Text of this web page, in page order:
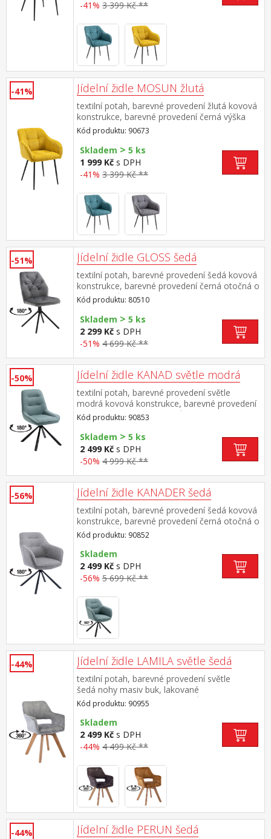
-41% 3 399 Kč **
-41% Jídelní židle MOSUN žlutá
textilní potah, barevné provedení žlutá kovová
konstrukce, barevné provedení černá výška
sedu 48 cm doporučená nosnost do 120 kg
Kód produktu: 90673
Skladem > 5 ks
1 999 Kč s DPH
-41% 3 399 Kč **
-51% Jídelní židle GLOSS šedá
textilní potah, barevné provedení šedá kovová
konstrukce, barevné provedení černá otočná o
180 stupňů výška sedu 51 cm doporučená
nosnost do 120 kg
Kód produktu: 80510
Skladem > 5 ks
2 299 Kč s DPH
-51% 4 699 Kč **
-50% Jídelní židle KANAD světle modrá
textilní potah, barevné provedení světle
modrá kovová konstrukce, barevné provedení
černá otočná o 180 stupňů výška sedu 47
cm doporučená nosnost do 120 kg
Kód produktu: 90853
Skladem > 5 ks
2 499 Kč s DPH
-50% 4 999 Kč **
-56% Jídelní židle KANADER šedá
textilní potah, barevné provedení šedá kovová
konstrukce, barevné provedení černá otočná o
180 stupňů výška sedu 48 cm doporučená
nosnost do 120 kg
Kód produktu: 90852
Skladem
2 499 Kč s DPH
-56% 5 699 Kč **
-44% Jídelní židle LAMILA světle šedá
textilní potah, barevné provedení světle
šedá nohy masiv buk, lakované
provedení otočná o 360 stupňů výška sedu 47
cm doporučená nosnost do 120 kg
Kód produktu: 90955
Skladem
2 499 Kč s DPH
-44% 4 499 Kč **
-44% Jídelní židle PERUN šedá